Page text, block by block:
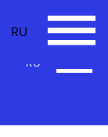
RU
RU